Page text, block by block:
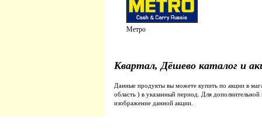
Метро
Квартал, Дёшево каталог и
Данные продукты вы можете купить по акции в
область ) в указанный период. Для
изображение данной акции.